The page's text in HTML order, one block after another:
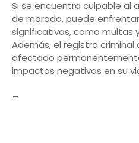
Si se encuentra culpable al
de morada, puede
significativas, como multas
Además, el registro
afectado
impactos negativos en su